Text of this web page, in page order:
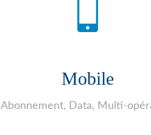
Mobile
Abonnement, Data, Multi-